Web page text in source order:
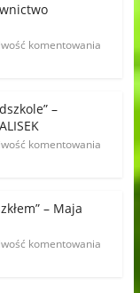
komentowania
–
komentowania
– Maja
komentowania